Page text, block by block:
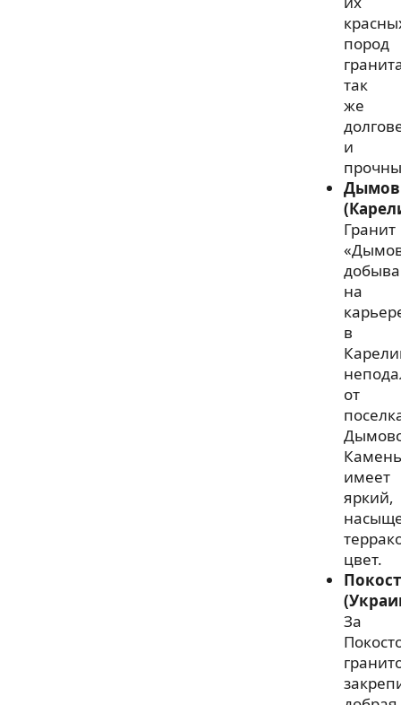
пород
так
же
и
Дымов
Гранит
на
в
от
Камень
имеет
яркий,
цвет.
Покост
За